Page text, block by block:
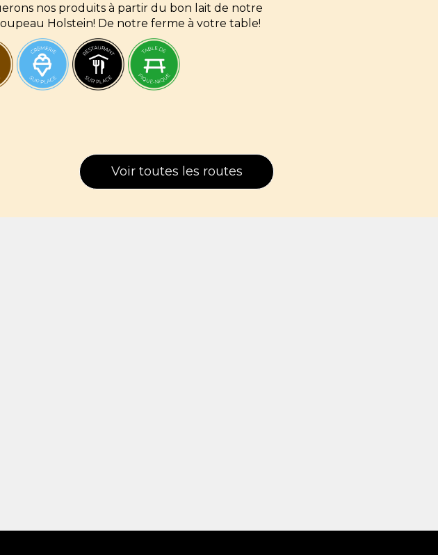
nos produits à partir du bon lait de notre
Holstein! De notre ferme à votre table!
Voir toutes les routes